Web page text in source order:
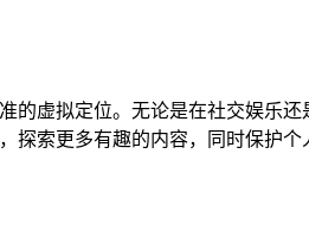
的虚拟定位。无论是在社交娱乐
索更多有趣的内容，同时保护个